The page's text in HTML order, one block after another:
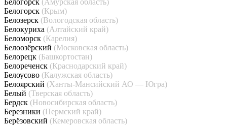
Белогорск (Амурская область)
Белогорск (Крым)
Белозерск (Вологодская область)
Белокуриха (Алтайский край)
Беломорск (Карелия)
Белоозёрский (Московская область)
Белорецк (Башкортостан)
Белореченск (Краснодарский край)
Белоусово (Калужская область)
Белоярский (Ханты-Мансийский АО — Югра)
Белый (Тверская область)
Бердск (Новосибирская область)
Березники (Пермский край)
Берёзовский (Кемеровская область)